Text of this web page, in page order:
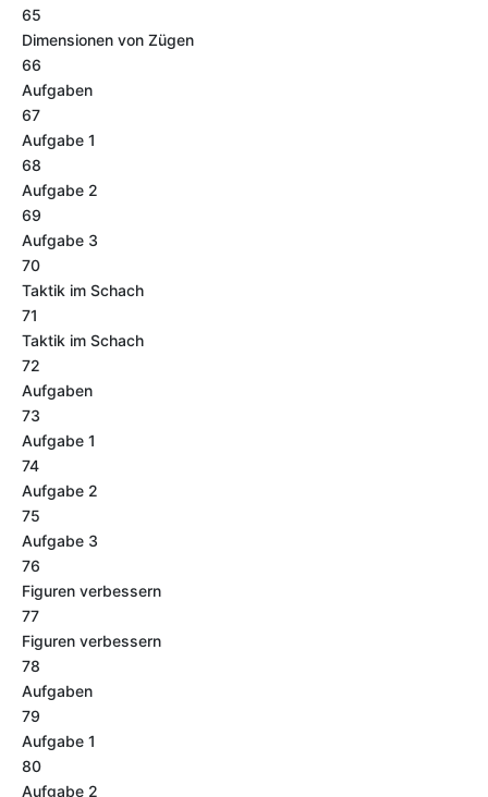
65
Dimensionen von Zügen
66
Aufgaben
67
Aufgabe 1
68
Aufgabe 2
69
Aufgabe 3
70
Taktik im Schach
71
Taktik im Schach
72
Aufgaben
73
Aufgabe 1
74
Aufgabe 2
75
Aufgabe 3
76
Figuren verbessern
77
Figuren verbessern
78
Aufgaben
79
Aufgabe 1
80
Aufgabe 2